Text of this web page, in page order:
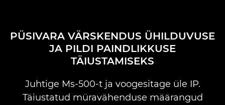
PÜSIVARA VÄRSKENDUS ÜHILDUVUSE
JA PILDI PAINDLIKKUSE
TÄIUSTAMISEKS
Juhtige Ms-500-t ja voogesitage üle IP.
Täiustatud müravähenduse määrangud